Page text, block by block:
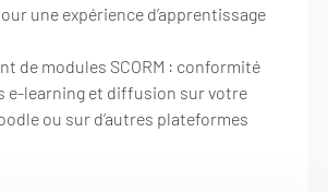
une expérience d’apprentissage
de modules SCORM : conformité
e-learning et diffusion sur votre
ou sur d’autres plateformes